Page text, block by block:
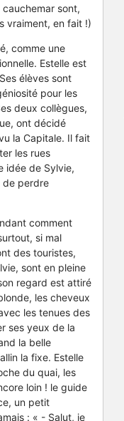
sont,
vraiment, en fait !)
comme une
Estelle est
élèves sont
pour les
deux collègues,
ont décidé
la Capitale. Il fait
les rues
idée de Sylvie,
de perdre
comment
si mal
des touristes,
sont en pleine
regard est attiré
les cheveux
les tenues des
ses yeux de la
la belle
la fixe. Estelle
du quai, les
loin ! le guide
un petit
: « - Salut, je